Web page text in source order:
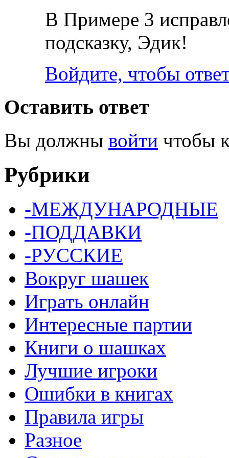
В Примере 3
подсказку, Эдик!
Войдите, чтобы
Оставить ответ
Вы должны войти чтобы
Рубрики
-МЕЖДУНАРОДНЫЕ
-ПОДДАВКИ
-РУССКИЕ
Вокруг шашек
Играть онлайн
Интересные партии
Книги о шашках
Лучшие игроки
Ошибки в книгах
Правила игры
Разное